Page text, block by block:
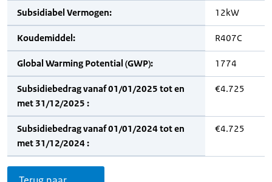
Subsidiabel Vermogen: 12kW
Koudemiddel: R407C
Global Warming Potential (GWP): 1774
Subsidiebedrag vanaf 01/01/2025 tot en
met 31/12/2025 :
€4.725
Subsidiebedrag vanaf 01/01/2024 tot en
met 31/12/2024 :
€4.725